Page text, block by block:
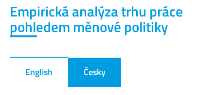
Empirická analýza trhu práce
pohledem měnové politiky
English Česky